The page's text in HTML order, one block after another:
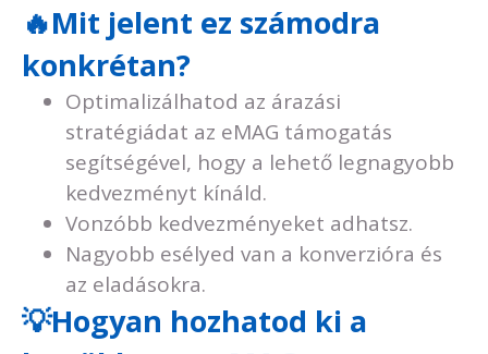
🔥Mit jelent ez számodra
konkrétan?
Optimalizálhatod az árazási
stratégiádat az eMAG támogatás
segítségével, hogy a lehető legnagyobb
kedvezményt kínáld.
Vonzóbb kedvezményeket adhatsz.
Nagyobb esélyed van a konverzióra és
az eladásokra.
💡Hogyan hozhatod ki a